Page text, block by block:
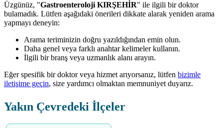
Üzgünüz, "Gastroenteroloji KIRŞEHİR" ile ilgili bir doktor
bulamadık. Lütfen aşağıdaki önerileri dikkate alarak yeniden arama
yapmayı deneyin:
Arama teriminizin doğru yazıldığından emin olun.
Daha genel veya farklı anahtar kelimeler kullanın.
İlgili bir branş veya uzmanlık alanı arayın.
Eğer spesifik bir doktor veya hizmet arıyorsanız, lütfen bizimle
iletişime geçin, size yardımcı olmaktan memnuniyet duyarız.
Yakın Çevredeki İlçeler